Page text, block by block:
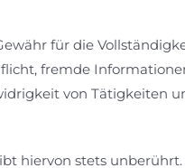
für die
fremde
von Tätigkeiten
hiervon stets